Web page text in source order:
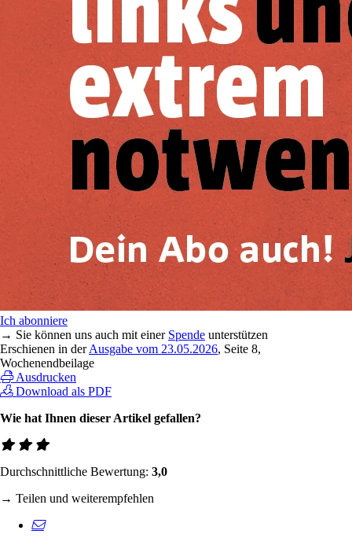
Ich abonniere
→ Sie können uns auch mit einer Spende unterstützen
Erschienen in derAusgabe vom 23.05.2026, Seite 8,
Wochenendbeilage
Ausdrucken
Download als PDF
Wie hat Ihnen dieser Artikel gefallen?
Durchschnittliche Bewertung: 3,0
→ Teilen und weiterempfehlen